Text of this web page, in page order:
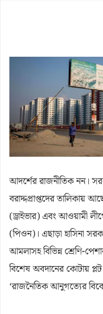
শাপলা চত্বর
রাষ্ট্রপতি
পাটগ্রামে
ইউএনওকে
আগামী ১০
আদর্শের রাজনীতিক নন।
বরাদ্দপ্রাপ্তদের তালিকায়
(ড্রাইভার) এবং আওয়ামী
(পিওন)। এছাড়া হাসিনা
আমলাসহ বিভিন্ন শ্রেণি-
বিশেষ অবদানের কোটায় প্লট
‘রাজনৈতিক আনুগত্যের